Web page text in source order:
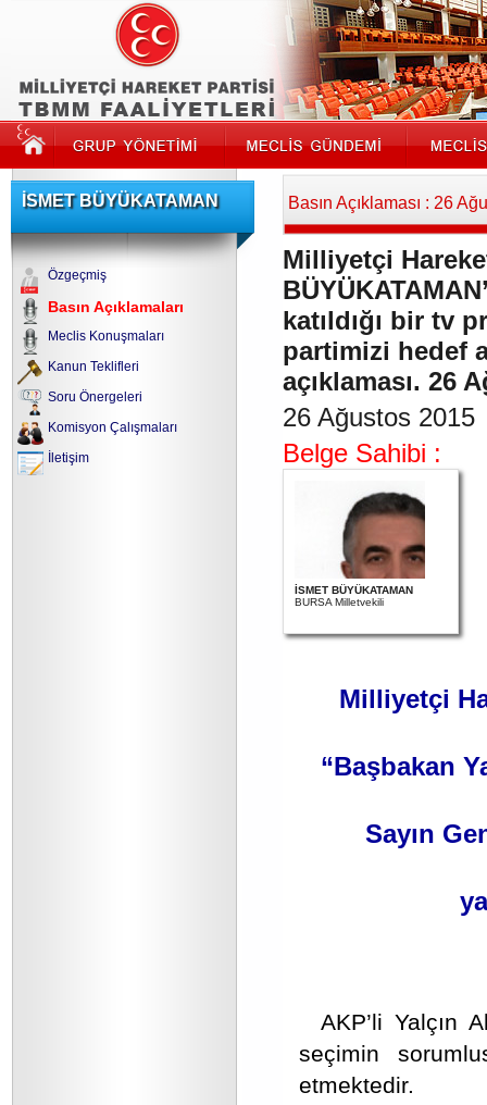
İSMET BÜYÜKATAMAN
Özgeçmiş
Basın Açıklamaları
Meclis Konuşmaları
Kanun Teklifleri
Soru Önergeleri
Komisyon Çalışmaları
İletişim
Basın Açıklaması : 26
Milliyetçi
katıldığı bir tv
partimizi hedef
açıklaması. 26
26 Ağustos 2015
Belge Sahibi :
İSMET BÜYÜKATAMAN
BURSA Milletvekili
Milliyetçi
“Başbakan
Sayın
AKP’li Yalçın
seçimin
etmektedir.